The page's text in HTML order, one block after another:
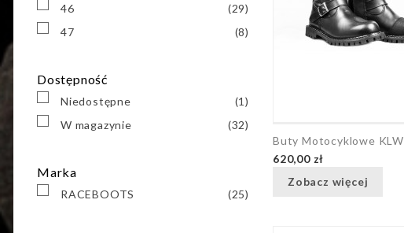
46
(29)
47
(8)
Dostępność
Niedostępne
(1)
W magazynie
(32)
Marka
RACEBOOTS (25)
Buty Motocyklowe KLW
620,00 zł
Zobacz więcej